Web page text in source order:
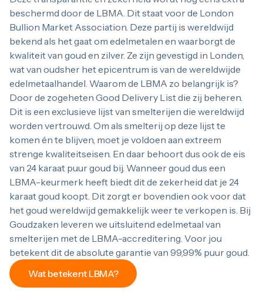
beschermd door de LBMA. Dit staat voor de London
Bullion Market Association. Deze partij is wereldwijd
bekend als het gaat om edelmetalen en waarborgt de
kwaliteit van goud en zilver. Ze zijn gevestigd in Londen,
wat van oudsher het epicentrum is van de wereldwijde
edelmetaalhandel. Waarom de LBMA zo belangrijk is?
Door de zogeheten Good Delivery List die zij beheren.
Dit is een exclusieve lijst van smelterijen die wereldwijd
worden vertrouwd. Om als smelterij op deze lijst te
komen én te blijven, moet je voldoen aan extreem
strenge kwaliteitseisen. En daar behoort dus ook de eis
van 24 karaat puur goud bij. Wanneer goud dus een
LBMA-keurmerk heeft biedt dit de zekerheid dat je 24
karaat goud koopt. Dit zorgt er bovendien ook voor dat
het goud wereldwijd gemakkelijk weer te verkopen is. Bij
Goudzaken leveren we uitsluitend edelmetaal van
smelterijen met de LBMA-accreditering. Voor jou
betekent dit de absolute garantie van 99,99% puur goud.
Wat betekent LBMA?